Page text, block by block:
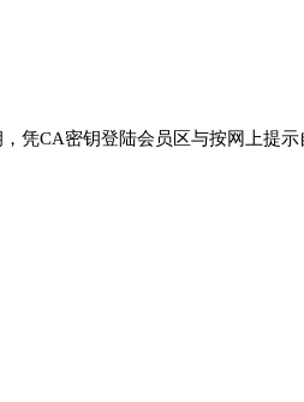
，凭CA密钥登陆会员区与按网上提